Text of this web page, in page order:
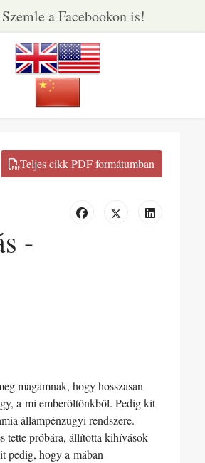
-
magamnak, hogy hosszasan
a mi emberöltőnkből. Pedig kit
állampénzügyi rendszere.
tette próbára, állította kihívások
pedig, hogy a mában